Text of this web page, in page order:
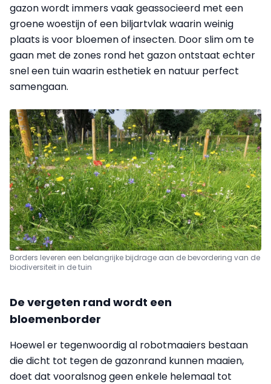
gazon wordt immers vaak geassocieerd met een
groene woestijn of een biljartvlak waarin weinig
plaats is voor bloemen of insecten. Door slim om te
gaan met de zones rond het gazon ontstaat echter
snel een tuin waarin esthetiek en natuur perfect
samengaan.
Borders leveren een belangrijke bijdrage aan de bevordering van de
biodiversiteit in de tuin
De vergeten rand wordt een
bloemenborder
Hoewel er tegenwoordig al robotmaaiers bestaan
die dicht tot tegen de gazonrand kunnen maaien,
doet dat vooralsnog geen enkele helemaal tot